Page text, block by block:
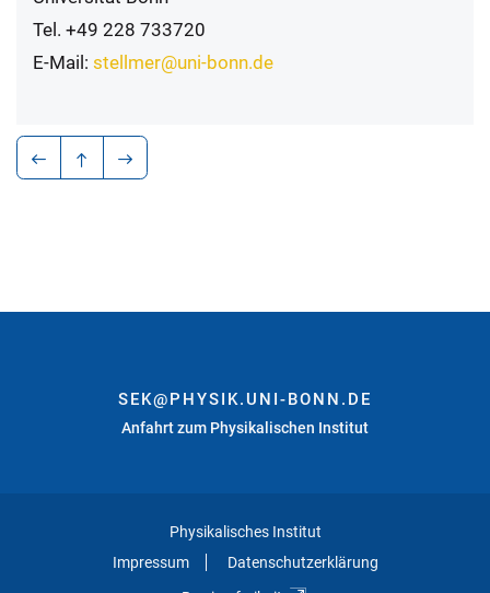
Tel. +49 228 733720
E-Mail: stellmer@uni-bonn.de
SEK@PHYSIK.UNI-BONN.DE
Anfahrt zum Physikalischen Institut
Physikalisches Institut
Impressum
Datenschutzerklärung